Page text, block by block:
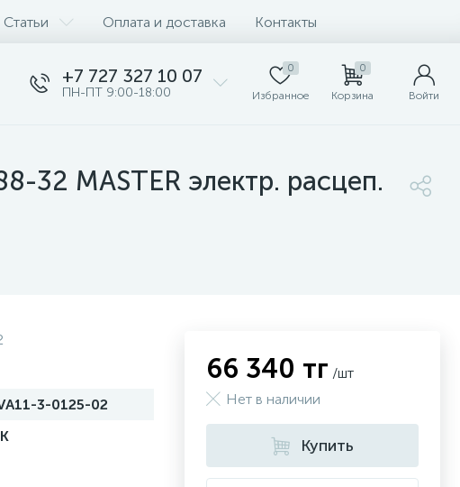
Статьи Оплата и доставка Контакты
+7 727 327 10 07
ПН-ПТ 9:00-18:00
0
Избранное
0
Корзина Войти
32 MASTER электр. расцеп.
3-0125-02
66 340 тг /шт
Нет в наличии
Купить